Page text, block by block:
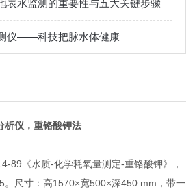
表水监测的重要性与五大关键步骤
仪——科技把脉水体健康
析仪，重铬酸钾法
89《水质-化学耗氧量测定-重铬酸钾》，
。尺寸：高1570×宽500×深450 mm，带一